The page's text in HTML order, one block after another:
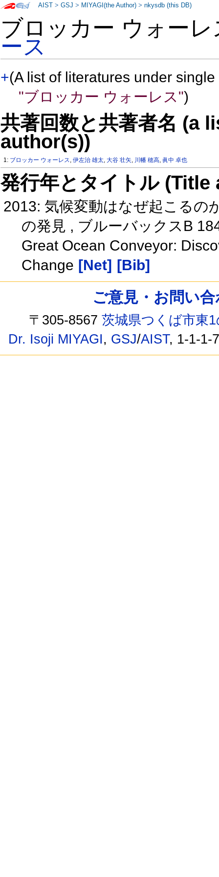
ブロッカー ウォー
ース
+(A list of literatures under
"ブロッカー ウォーレス")
共著回数と共著者名 (a
author(s))
1: ブロッカー ウォーレス,伊左治 雄太,大谷 壮矢, 川幡 穂高, 眞中 卓也
発行年とタイトル
2013: 気候変動はなぜ起こるの
の発見 , ブルーバックスB
Great Ocean Conveyor:
Change [Net] [Bib]
AIST >GSJ > MIYAGI(the Author) >nkysdb (this DB)
ご意見・お問い
〒305-8567茨城県つくば市東
Dr. Isoji MIYAGI, GSJ/AIST, 1-1-1-